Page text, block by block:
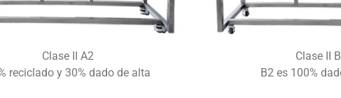
Clase II A2
reciclado y 30% dado de alta
Clase II
B2 es 100%